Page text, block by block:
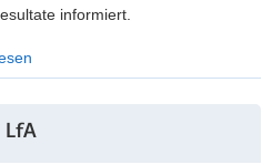
informiert.
LfA